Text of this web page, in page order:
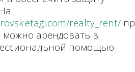
realty_rent/
можно арендовать в
помощью